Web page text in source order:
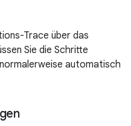
Trace über das
Sie die Schritte
automatisch